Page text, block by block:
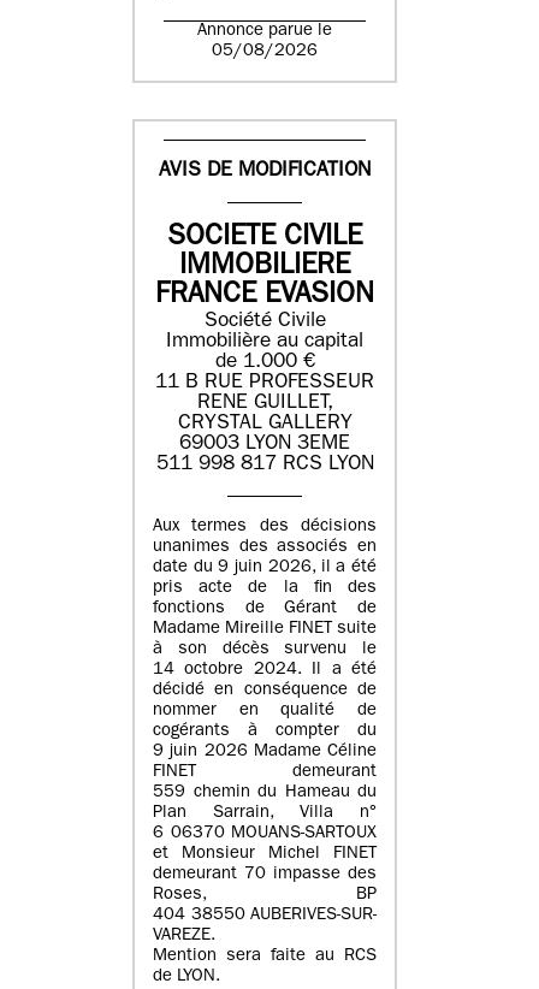
Annonce parue le
05/08/2026
AVIS DE MODIFICATION
SOCIETE CIVILE
IMMOBILIERE
FRANCE EVASION
Société Civile
Immobilière au capital
de 1.000 €
11 B RUE PROFESSEUR
RENE GUILLET,
CRYSTAL GALLERY
69003 LYON 3EME
511 998 817 RCS LYON
Aux termes des décisions
unanimes des associés en
date du 9 juin 2026, il a été
pris acte de la fin des
fonctions de Gérant de
Madame Mireille FINET suite
à son décès survenu le
14 octobre 2024. Il a été
décidé en conséquence de
nommer en qualité de
cogérants à compter du
9 juin 2026 Madame Céline
FINET demeurant
559 chemin du Hameau du
Plan Sarrain, Villa n°
6 06370 MOUANS-SARTOUX
et Monsieur Michel FINET
demeurant 70 impasse des
Roses, BP
404 38550 AUBERIVES-SUR-
VAREZE.
Mention sera faite au RCS
de LYON.